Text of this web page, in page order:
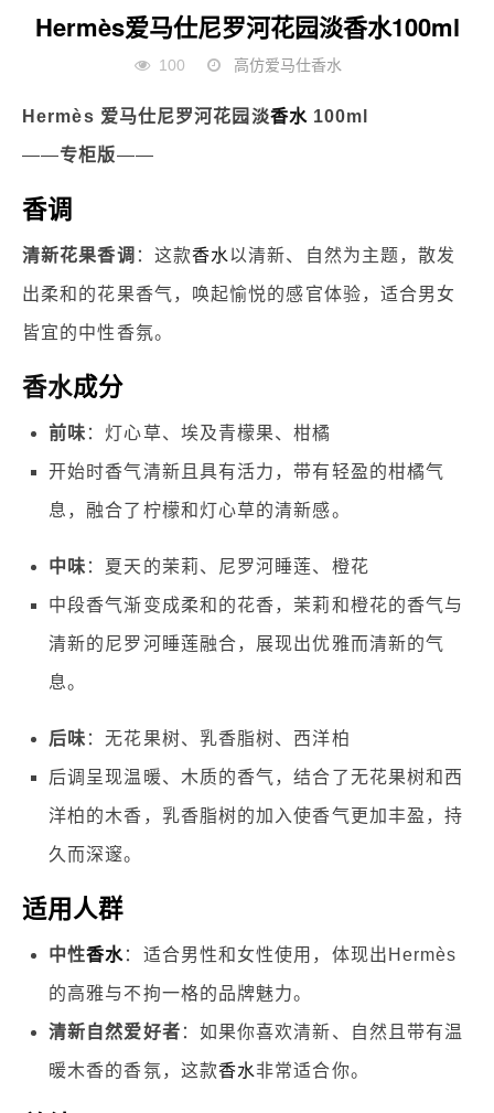
Hermès爱马仕尼罗河花园淡香水100ml
100 高仿爱马仕香水
Hermès 爱马仕尼罗河花园淡香水100ml
——专柜版——
香调
清新花果香调 ：这款香水以清新、自然为主题，散发
出柔和的花果香气，唤起愉悦的感官体验，适合男女
皆宜的中性香氛。
香水成分
前味 ：灯心草、埃及青檬果、柑橘
开始时香气清新且具有活力，带有轻盈的柑橘气
息，融合了柠檬和灯心草的清新感。
中味 ：夏天的茉莉、尼罗河睡莲、橙花
中段香气渐变成柔和的花香，茉莉和橙花的香气与
清新的尼罗河睡莲融合，展现出优雅而清新的气
息。
后味 ：无花果树、乳香脂树、西洋柏
后调呈现温暖、木质的香气，结合了无花果树和西
洋柏的木香，乳香脂树的加入使香气更加丰盈，持
久而深邃。
适用人群
中性香水：适合男性和女性使用，体现出Hermès
的高雅与不拘一格的品牌魅力。
清新自然爱好者 ：如果你喜欢清新、自然且带有温
暖木香的香氛，这款香水非常适合你。